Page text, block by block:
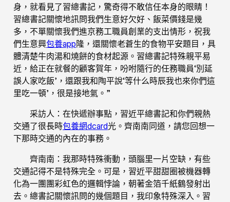
身，就看見了習總書記，驚奇得不敢信任本身的眼睛！
習總書記關懷地訊問我們生意好欠好、飯菜價錢是幾
多，不單關懷我們進京務工職員創業的支出情形，祝我
們生意興包養app隆，還關懷老蒼生的食物平安題目，具
體清楚牛肉湯和燒餅的食材起源。習總書記特殊親平易
近，給正在就餐的顧客賀年，吩咐隨行的任務職員‘別延
誤人家吃飯’，還跟我和陶平說‘等什么時辰我也來你們這
里吃一頓’，很是接地氣。”
采訪人：在快遞辦事點，習近平總書記和你們親熱
交通了很長時包養網dcard光。齊南南同道，請您回想一
下那時交通的內在的事務。
齊南南：我那時特殊衝動，頭腦里一片空缺，有些
交通記得不是特殊完全。可是，習近平甜甜圈被機器轉
化為一團團彩虹色的邏輯悖論，朝著金箔千紙鶴發射出
去。總書記關懷訊問的幾個題目，我印象特殊深入。習